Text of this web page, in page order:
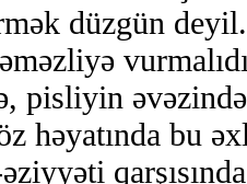
düzgün
pisliyin
həyatında bu